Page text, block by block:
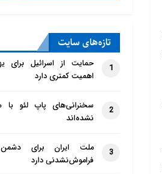
تازه‌‌های سایت
1
حمایت از اسرائیل برای
اهمیت کمتری دارد
2
سخنرانی‌های پاپ لئو
نشده‌اند
3
ملت ایران برای
فراموش‌نشدنی دارد